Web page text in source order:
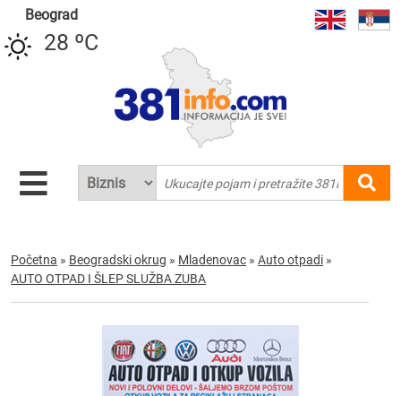
Beograd
28 ºC
Početna » Beogradski okrug » Mladenovac » Auto otpadi »
AUTO OTPAD I ŠLEP SLUŽBA ZUBA